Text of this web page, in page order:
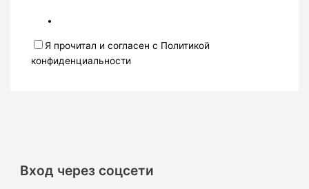
Я прочитал и согласен с Политикой
конфиденциальности
Вход через соцсети